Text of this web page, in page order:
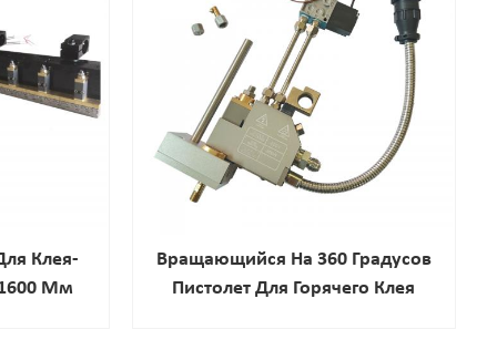
Клея-
Мм
Вращающийся На 360 Градусов
Пистолет Для Горячего Клея